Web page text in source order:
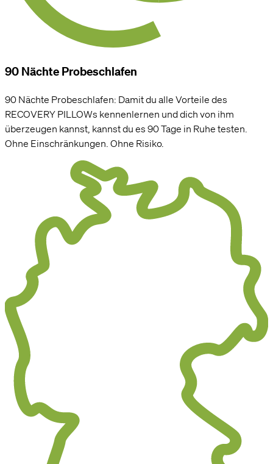
90 Nächte Probeschlafen
90 Nächte Probeschlafen: Damit du alle Vorteile des
RECOVERY PILLOWs kennenlernen und dich von ihm
überzeugen kannst, kannst du es 90 Tage in Ruhe testen.
Ohne Einschränkungen. Ohne Risiko.
Hi! Sag ja, zu unseren Cookies.
Cookies ermöglichen es uns, dir alle Funktionen unserer Website zu zeigen und
wie möglich zu gestalten. Ausserdem helfen sie uns dabei, dir Werbung zu
geht, wie beispielsweise personalisierte Anzeigen.
OK, alle akzeptieren